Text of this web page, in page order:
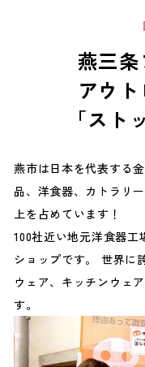
燕三
アウ
「スト
燕市は日本を代表する
品、洋食器、カトラリ
上を占めています！
100社近い地元洋食器工
ショップです。 世界に
ウェア、キッチンウェ
す。